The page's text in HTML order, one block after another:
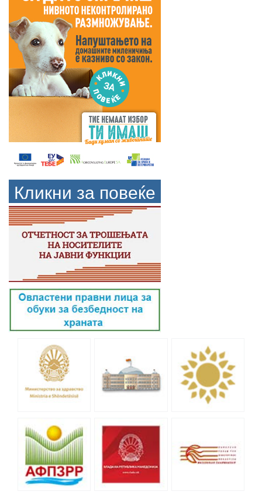
Кликни за повеќе